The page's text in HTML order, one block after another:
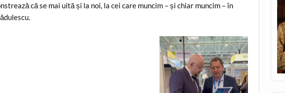
că se mai uită și la noi, la cei care muncim – și chiar muncim – în